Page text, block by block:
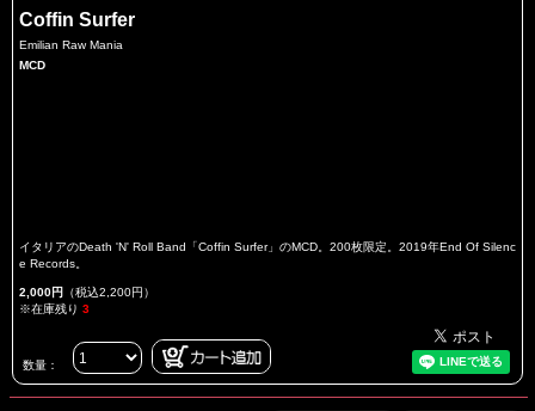
Coffin Surfer
Emilian Raw Mania
MCD
イタリアのDeath 'N' Roll Band「Coffin Surfer」のMCD。200枚限定。2019年End Of Silenc
e Records。
2,000円 （税込2,200円）
※在庫残り 3
数量：